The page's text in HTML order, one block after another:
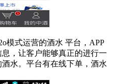
模式运营的酒水 平台，APP
，让客户能够真正的进行一
水。平台有在线下单，酒水